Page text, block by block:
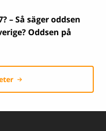
– Så säger oddsen
Oddsen på